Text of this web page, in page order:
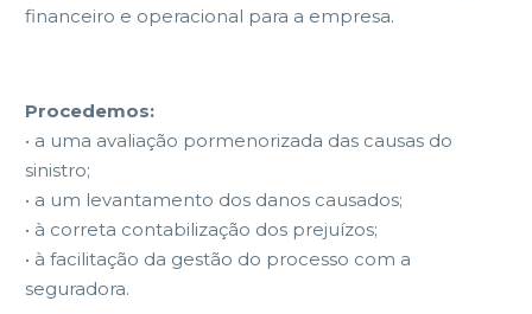
financeiro e operacional para a empresa.
Procedemos:
• a uma avaliação pormenorizada das causas do
sinistro;
• a um levantamento dos danos causados;
• à correta contabilização dos prejuízos;
• à facilitação da gestão do processo com a
seguradora.